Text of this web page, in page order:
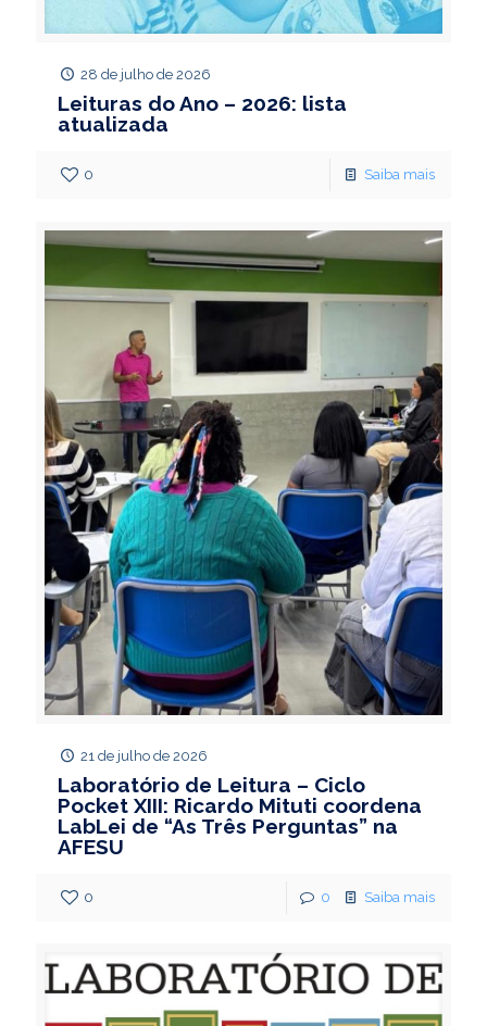
28 de julho de 2026
Leituras do Ano – 2026: lista
atualizada
0 Saiba mais
21 de julho de 2026
Laboratório de Leitura – Ciclo
Pocket XIII: Ricardo Mituti coordena
LabLei de “As Três Perguntas” na
AFESU
0 0 Saiba mais